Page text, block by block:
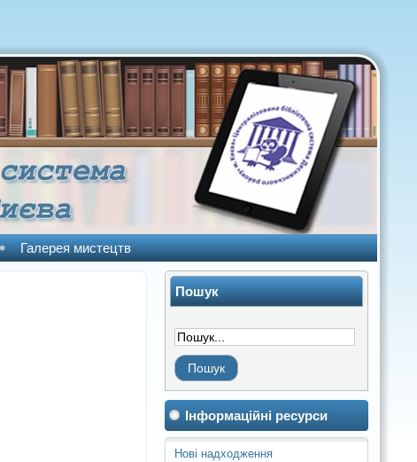
Галерея мистецтв
Пошук
Інформаційні ресурси
Нові надходження